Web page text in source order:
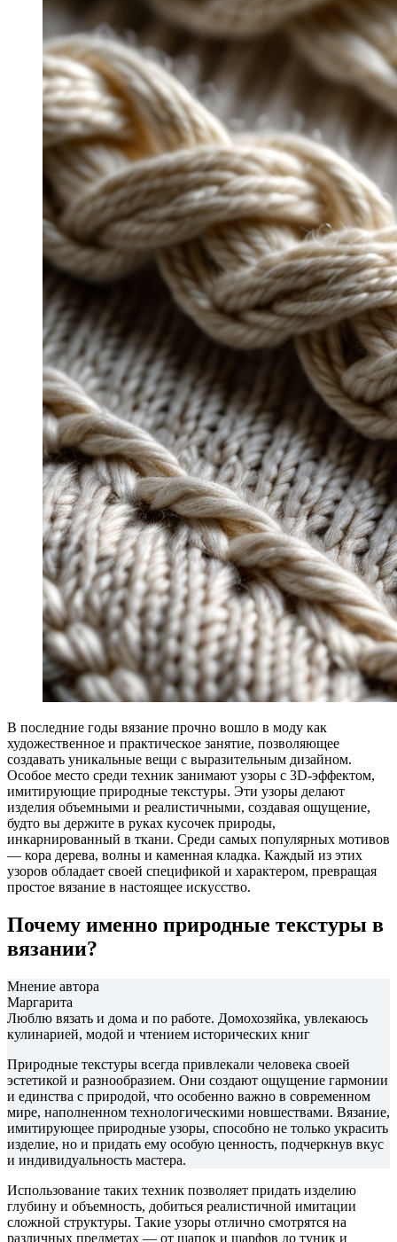
В последние годы вязание прочно вошло в моду как
художественное и практическое занятие, позволяющее
создавать уникальные вещи с выразительным дизайном.
Особое место среди техник занимают узоры с 3D-эффектом,
имитирующие природные текстуры. Эти узоры делают
изделия объемными и реалистичными, создавая ощущение,
будто вы держите в руках кусочек природы,
инкарнированный в ткани. Среди самых популярных мотивов
— кора дерева, волны и каменная кладка. Каждый из этих
узоров обладает своей спецификой и характером, превращая
простое вязание в настоящее искусство.
Почему именно природные текстуры в
вязании?
Мнение автора
Маргарита
Люблю вязать и дома и по работе. Домохозяйка, увлекаюсь
кулинарией, модой и чтением исторических книг
Природные текстуры всегда привлекали человека своей
эстетикой и разнообразием. Они создают ощущение гармонии
и единства с природой, что особенно важно в современном
мире, наполненном технологическими новшествами. Вязание,
имитирующее природные узоры, способно не только украсить
изделие, но и придать ему особую ценность, подчеркнув вкус
и индивидуальность мастера.
Использование таких техник позволяет придать изделию
глубину и объемность, добиться реалистичной имитации
сложной структуры. Такие узоры отлично смотрятся на
различных предметах — от шапок и шарфов до туник и